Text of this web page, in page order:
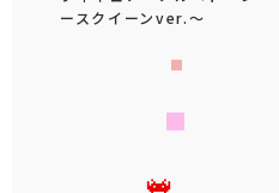
ースクイーンver.～